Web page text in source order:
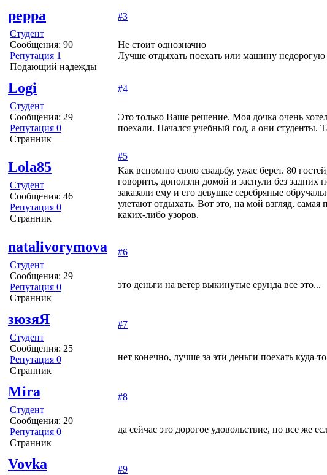
peppa
Студент
Сообщения: 90
Репутация 1
Подающий надежды
#3
Не стоит однозначно
Лучше отдыхать поехать или машину недорогую
Logi
Студент
Сообщения: 29
Репутация 0
Странник
#4
Это только Ваше решение. Моя дочка очень
поехали. Начался учебный год, а они студенты.
Lola85
Студент
Сообщения: 46
Репутация 0
Странник
#5
Как вспомню свою свадьбу, ужас берет. 80
говорить, доползли домой и заснули без
заказали ему и его девушке серебряные
улетают отдыхать. Вот это, на мой взгляд, самая
каких-либо узоров.
natalivorymova
Студент
Сообщения: 29
Репутация 0
Странник
#6
это деньги на ветер выкинутые ерунда все это...
зюзяЯ
Студент
Сообщения: 25
Репутация 0
Странник
#7
нет конечно, лучше за эти деньги поехать куда-
Mira
Студент
Сообщения: 20
Репутация 0
Странник
#8
да сейчас это дорогое удовольствие, но все же
Vovka #9